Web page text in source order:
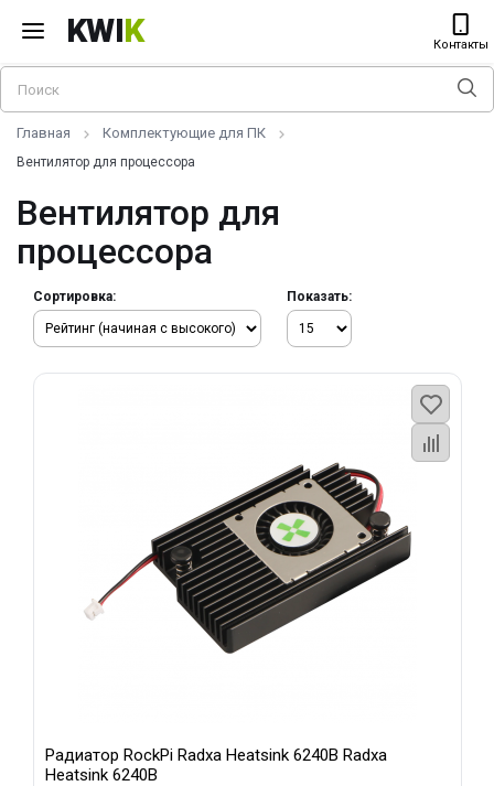
KWIK Контакты
Главная Комплектующие для ПК
Вентилятор для процессора
Вентилятор для
процессора
Сортировка: Показать:
Радиатор RockPi Radxa Heatsink 6240B Radxa
Heatsink 6240B